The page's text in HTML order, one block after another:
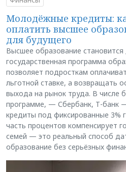
Молодёжные кредиты:
оплатить высшее
для будущего
Высшее образование становится
государственная программа
позволяет подросткам
льготной ставке, а возвращать
выхода на рынок труда. В числе
программе, — Сбербанк, Т-банк
кредиты под фиксированные 3%
часть процентов компенсирует
семей — это реальный способ
образование без серьёзных